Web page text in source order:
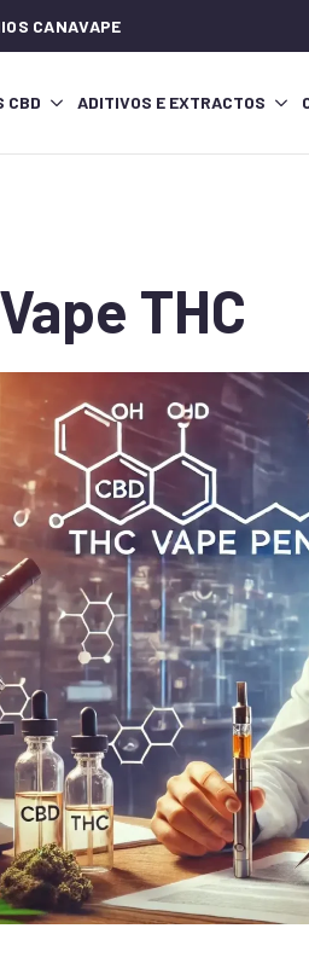
CANAVAPE
CBD ADITIVOS E EXTRACTOS
THC